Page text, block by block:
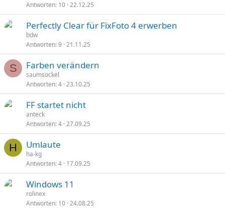
Antworten 10 22.12.25
Perfectly Clear für FixFoto 4 erwerben
bdw
Antworten 9 21.11.25
S Farben verändern
saumsockel
Antworten 4 23.10.25
FF startet nicht
anteck
Antworten 4 27.09.25
H Umlaute
ha-kg
Antworten 4 17.09.25
Windows 11
rolinex
Antworten 10 24.08.25